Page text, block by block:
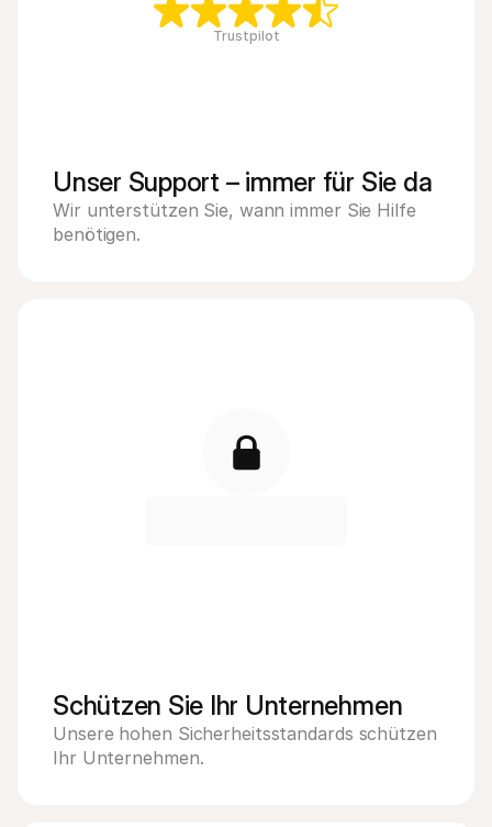
Trustpilot
Unser Support – immer für Sie da
Wir unterstützen Sie, wann immer Sie Hilfe
benötigen.
Schützen Sie Ihr Unternehmen
Unsere hohen Sicherheitsstandards schützen
Ihr Unternehmen.